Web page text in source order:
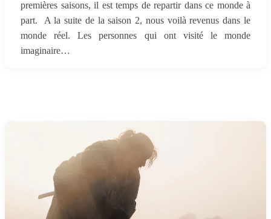
premières saisons, il est temps de repartir dans ce monde à
part. A la suite de la saison 2, nous voilà revenus dans le
monde réel. Les personnes qui ont visité le monde
imaginaire…